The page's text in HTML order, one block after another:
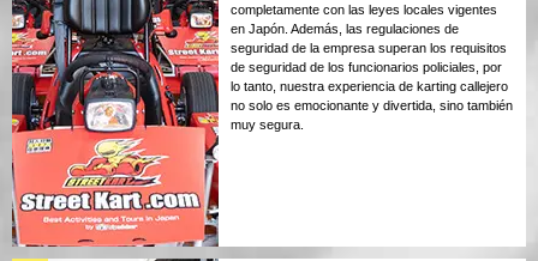
completamente con las leyes locales vigentes
en Japón. Además, las regulaciones de
seguridad de la empresa superan los requisitos
de seguridad de los funcionarios policiales, por
lo tanto, nuestra experiencia de karting callejero
no solo es emocionante y divertida, sino también
muy segura.